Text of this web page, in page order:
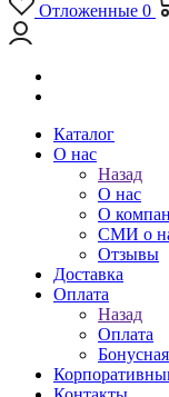
Отложенные 0
Каталог
О нас
Назад
О нас
О
СМИ о
Отзывы
Доставка
Оплата
Назад
Оплата